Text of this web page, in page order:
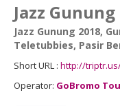
Jazz
Jazz Gunung 2018,
Teletubbies, Pasir
Short URL : http://
Operator: GoBromo